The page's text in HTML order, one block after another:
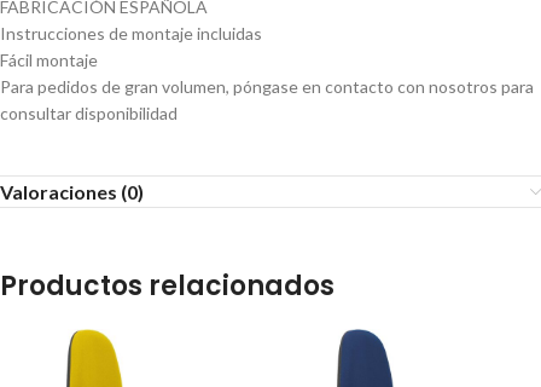
FABRICACIÓN ESPAÑOLA
Instrucciones de montaje incluidas
Fácil montaje
Para pedidos de gran volumen, póngase en contacto con nosotros para
consultar disponibilidad
Valoraciones (0)
Productos relacionados